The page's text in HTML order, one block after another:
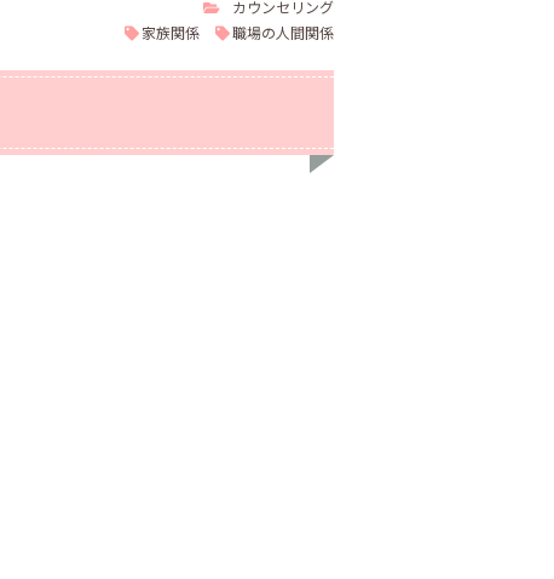
カウンセリング
家族関係
職場の人間関係